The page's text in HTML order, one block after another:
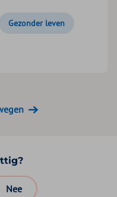
Gezonder leven
Nee